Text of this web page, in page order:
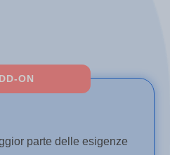
ON
parte delle esigenze